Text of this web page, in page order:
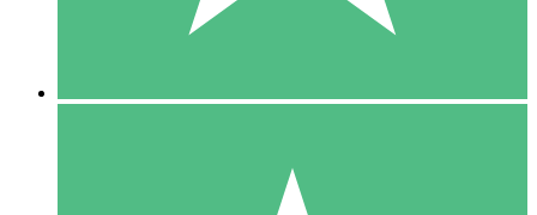
US$1500
10 Download